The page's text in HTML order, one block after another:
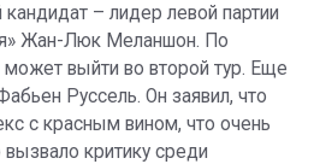
– лидер левой партии
Жан-Люк Меланшон. По
выйти во второй тур. Еще
Руссель. Он заявил, что
с красным вином, что очень
критику среди